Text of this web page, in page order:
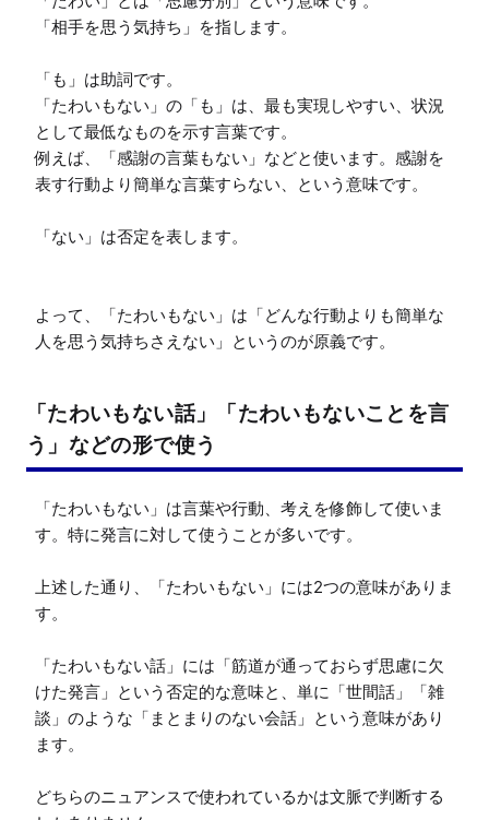
「相手を思う気持ち」を指します。
「も」は助詞です。
「たわいもない」の「も」は、最も実現しやすい、状況
として最低なものを示す言葉です。
例えば、「感謝の言葉もない」などと使います。感謝を
表す行動より簡単な言葉すらない、という意味です。
「ない」は否定を表します。
よって、「たわいもない」は「どんな行動よりも簡単な
人を思う気持ちさえない」というのが原義です。
「たわいもない話」「たわいもないことを言
う」などの形で使う
「たわいもない」は言葉や行動、考えを修飾して使いま
す。特に発言に対して使うことが多いです。
上述した通り、「たわいもない」には2つの意味がありま
す。
「たわいもない話」には「筋道が通っておらず思慮に欠
けた発言」という否定的な意味と、単に「世間話」「雑
談」のような「まとまりのない会話」という意味があり
ます。
どちらのニュアンスで使われているかは文脈で判断する